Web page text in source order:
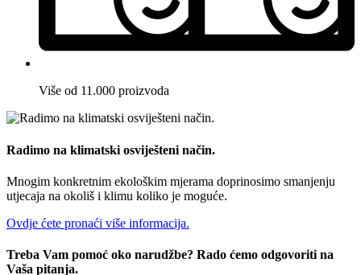
Više od 11.000 proizvoda
Radimo na klimatski osviješteni način.
Mnogim konkretnim ekološkim mjerama doprinosimo smanjenju
utjecaja na okoliš i klimu koliko je moguće.
Ovdje ćete pronaći više informacija.
Treba Vam pomoć oko narudžbe? Rado ćemo odgovoriti na
Vaša pitanja.